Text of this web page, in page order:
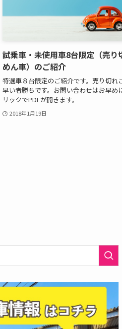
試乗車・未使用車8台限定（売り
めん車）のご紹介
特選車８台限定のご紹介です。売り切れ
早い者勝ちです。お問い合わせはお早め
リックでPDFが開きます。
2018年1月19日